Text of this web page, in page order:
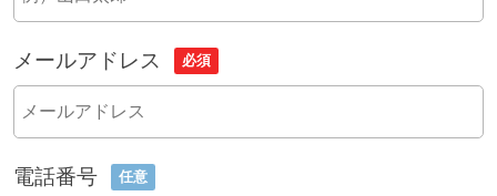
メールアドレス 必須
電話番号 任意